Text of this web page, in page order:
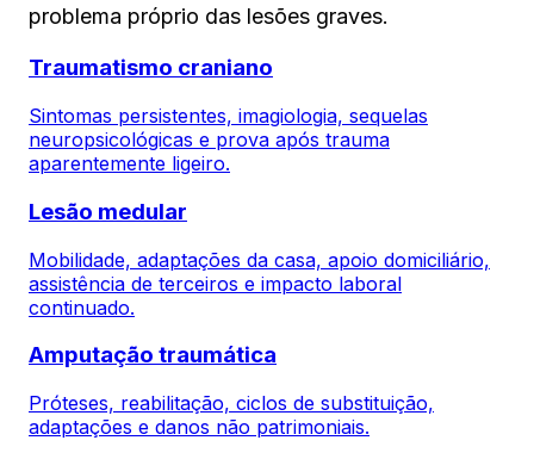
problema próprio das lesões graves.
Traumatismo craniano
Sintomas persistentes, imagiologia, sequelas
neuropsicológicas e prova após trauma
aparentemente ligeiro.
Lesão medular
Mobilidade, adaptações da casa, apoio domiciliário,
assistência de terceiros e impacto laboral
continuado.
Amputação traumática
Próteses, reabilitação, ciclos de substituição,
adaptações e danos não patrimoniais.